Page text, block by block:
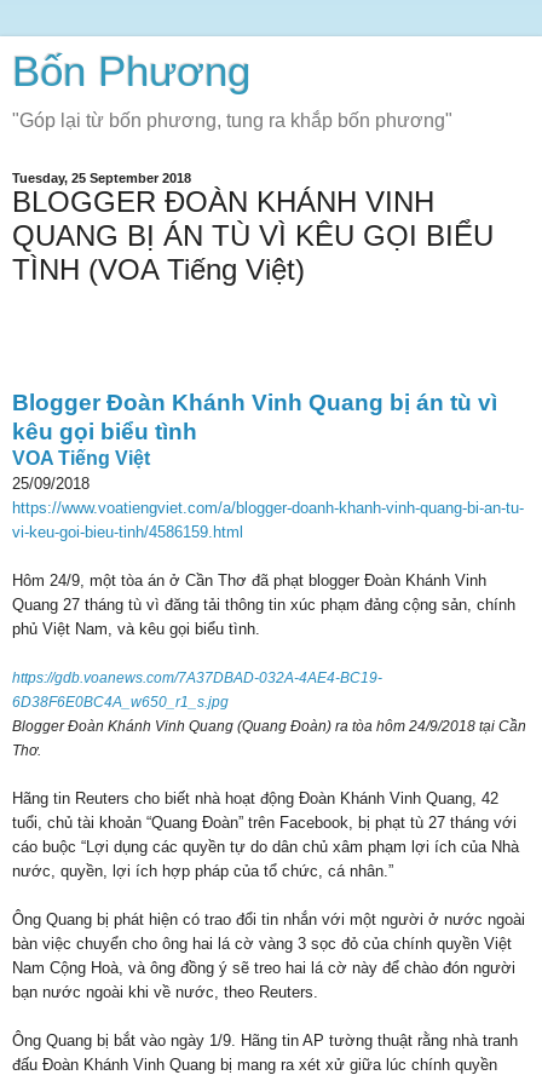
Bốn Phương
"Góp lại từ bốn phương, tung ra khắp bốn phương"
Tuesday, 25 September 2018
BLOGGER ĐOÀN KHÁNH VINH
QUANG BỊ ÁN TÙ VÌ KÊU GỌI BIỂU
TÌNH (VOA Tiếng Việt)
Blogger Đoàn Khánh Vinh Quang bị án tù vì
kêu gọi biểu tình
VOA Tiếng Việt
25/09/2018
https://www.voatiengviet.com/a/blogger-doanh-khanh-vinh-quang-bi-an-tu-
vi-keu-goi-bieu-tinh/4586159.html
Hôm 24/9, một tòa án ở Cần Thơ đã phạt blogger Đoàn Khánh Vinh
Quang 27 tháng tù vì đăng tải thông tin xúc phạm đảng cộng sản, chính
phủ Việt Nam, và kêu gọi biểu tình.
https://gdb.voanews.com/7A37DBAD-032A-4AE4-BC19-
6D38F6E0BC4A_w650_r1_s.jpg
Blogger Đoàn Khánh Vinh Quang (Quang Đoàn) ra tòa hôm 24/9/2018 tại Cần
Thơ.
Hãng tin Reuters cho biết nhà hoạt động Đoàn Khánh Vinh Quang, 42
tuổi, chủ tài khoản “Quang Đoàn” trên Facebook, bị phạt tù 27 tháng với
cáo buộc “Lợi dụng các quyền tự do dân chủ xâm phạm lợi ích của Nhà
nước, quyền, lợi ích hợp pháp của tổ chức, cá nhân.”
Ông Quang bị phát hiện có trao đổi tin nhắn với một người ở nước ngoài
bàn việc chuyển cho ông hai lá cờ vàng 3 sọc đỏ của chính quyền Việt
Nam Cộng Hoà, và ông đồng ý sẽ treo hai lá cờ này để chào đón người
bạn nước ngoài khi về nước, theo Reuters.
Ông Quang bị bắt vào ngày 1/9. Hãng tin AP tường thuật rằng nhà tranh
đấu Đoàn Khánh Vinh Quang bị mang ra xét xử giữa lúc chính quyền